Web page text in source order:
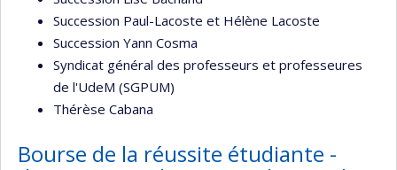
Succession Paul-Lacoste et Hélène Lacoste
Succession Yann Cosma
Syndicat général des professeurs et professeures
de l'UdeM (SGPUM)
Thérèse Cabana
Bourse de la réussite étudiante -